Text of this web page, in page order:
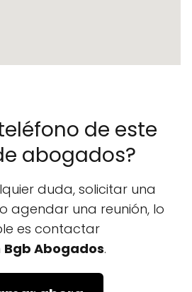
de este
abogados?
duda, solicitar una
agendar una reunión, lo
es contactar
Bgb Abogados.